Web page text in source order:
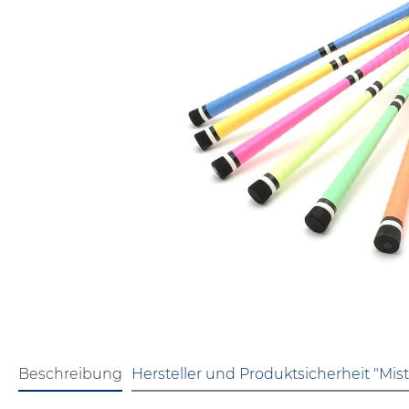
Beschreibung Hersteller und Produktsicherheit